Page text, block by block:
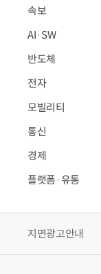
속보
AI·SW
반도체
전자
모빌리티
통신
경제
플랫폼·유통
지면광고안내